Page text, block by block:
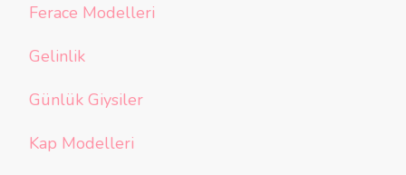
Ferace Modelleri
Gelinlik
Günlük Giysiler
Kap Modelleri